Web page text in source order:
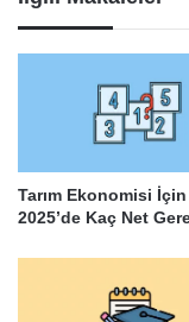
Tarım Ekonomisi
2025’de Kaç Net